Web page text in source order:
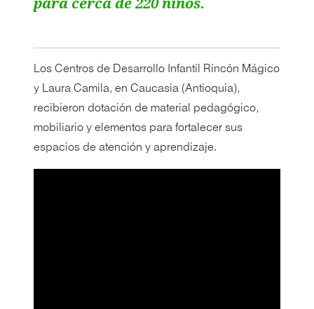
Los Centros de Desarrollo Infantil Rincón Mágico
y Laura Camila, en Caucasia (Antioquia),
recibieron dotación de material pedagógico,
mobiliario y elementos para fortalecer sus
espacios de atención y aprendizaje.